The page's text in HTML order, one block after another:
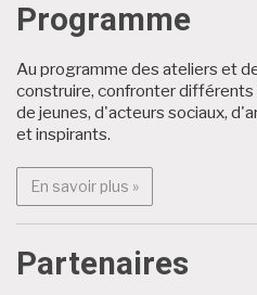
Programme
Au programme des ateliers et
construire, confronter
de jeunes, d'acteurs sociaux,
et inspirants.
En savoir plus »En savoir plus :
Partenaires